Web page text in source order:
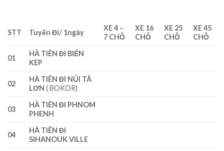
STT Tuyến Đi/ 1ngày
XE 4 –
7 CHỖ
XE 16
CHỖ
XE 25
CHỖ
XE 45
CHỖ
01
HÀ TIÊN ĐI BIỂN
KEP
02
HÀ TIÊN ĐI NÚI TÀ
LƠN ( BOKOR)
03
HÀ TIÊN ĐI PHNOM
PHENH
04
HÀ TIÊN ĐI
SIHANOUK VILLE